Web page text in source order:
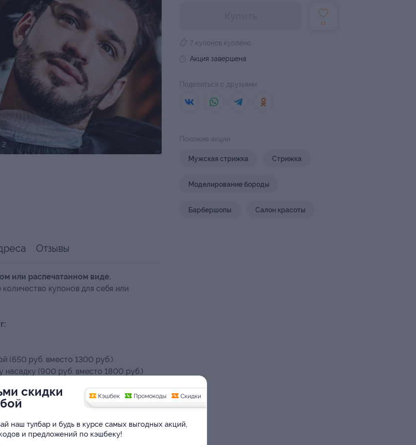
2
11
7 купонов куплено
Акция завершена
Поделиться с друзьями
Похожие акции
Мужская стрижка Стрижка
Моделирование бороды
Барбершопы Салон красоты
Отзывы
или распечатанном виде.
купонов для себя или
(650 руб. вместо 1300 руб.)
(900 руб. вместо 1800 руб.)
(1000 руб. вместо 2000 руб.)
руб. вместо 1200 руб.)
вместо 1300 руб.)
руб. вместо 3000 руб.)
скидки
наш тулбар и будь в курсе самых выгодных акций,
и предложений по кэшбеку!